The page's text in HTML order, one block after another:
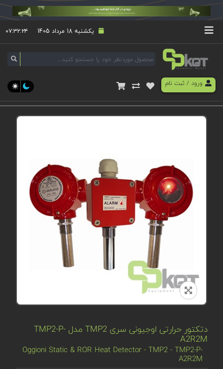
یکشنبه 18 مرداد 1405 ۰۷:۳۲:۲۴
ورود/ ثبت نام
دتکتور حرارتی اوجیونی سری TMP2 مدل TMP2-P-
A2R2M
Oggioni Static & ROR Heat Detector - TMP2 - TMP2-P-
A2R2M